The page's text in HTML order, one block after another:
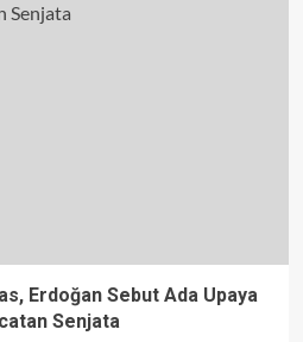
Erdoğan Sebut Ada Upaya
Senjata